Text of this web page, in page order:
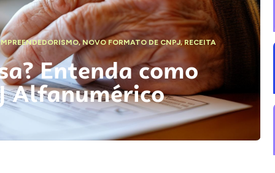
,NOVO FORMATO DE CNPJ,RECEITA
Entenda como
Alfanumérico